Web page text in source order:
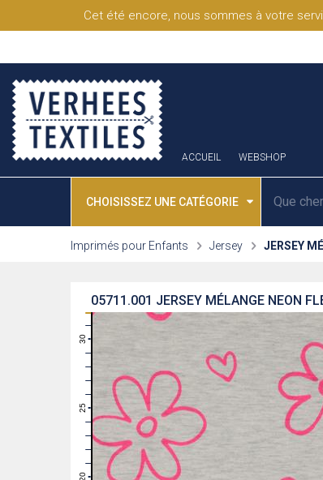
Cet été encore, nous sommes à votre
ACCUEIL WEBSHOP
CHOISISSEZ UNE CATÉGORIE
Imprimés pour Enfants Jersey JERSEY
JERSEY MÉLANGE NEON
05711.001
21
22
23
24
25
26
27
28
29
30
31